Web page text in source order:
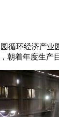
环经济产业
朝着年度生产